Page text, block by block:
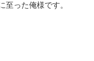
至った俺様です。